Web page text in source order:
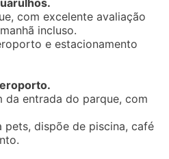
toda a família, em
do Tietê, que ficam
seguir um horário
experiência cultural
sobre o rio Tietêe a
espaços também é
amplo à educação